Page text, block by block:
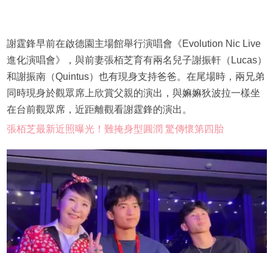
謝霆鋒早前在啟德園主場館舉行演唱會《Evolution Nic Live
進化演唱會》，與前妻張栢芝育有兩名兒子謝振軒（Lucas）
和謝振南（Quintus）也有現身支持爸爸。在尾場時，兩兄弟
同時現身於觀眾席上欣賞父親的演出，與嫲嫲狄波拉一樣坐
在台前觀眾席，近距離觀看謝霆鋒的演出。
張栢芝最新近照曝光！難掩身型圓潤 驚傳懷第四胎